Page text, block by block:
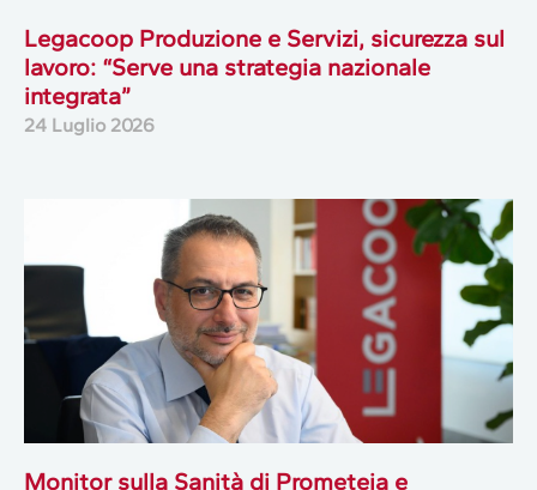
Legacoop Produzione e Servizi, sicurezza sul
lavoro: “Serve una strategia nazionale
integrata”
24 Luglio 2026
Monitor sulla Sanità di Prometeia e